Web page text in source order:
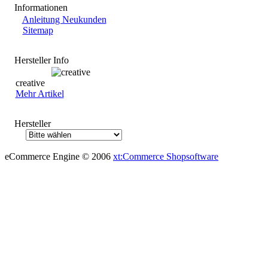
Informationen
Anleitung Neukunden
Sitemap
Hersteller Info
creative
Mehr Artikel
Hersteller
eCommerce Engine © 2006 xt:Commerce Shopsoftware